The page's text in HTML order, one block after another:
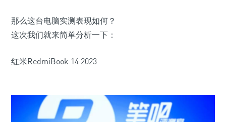
那么这台电脑实测表现如何？
这次我们就来简单分析一下：
红米RedmiBook 14 2023